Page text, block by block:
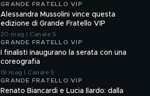
GRANDE FRATELLO VIP
Alessandra Mussolini vince questa
edizione di Grande Fratello VIP
20 mag | Canale 5
GRANDE FRATELLO VIP
I finalisti inaugurano la serata con una
coreografia
19 mag | Canale 5
GRANDE FRATELLO VIP
Renato Biancardi e Lucia Ilardo: dalla